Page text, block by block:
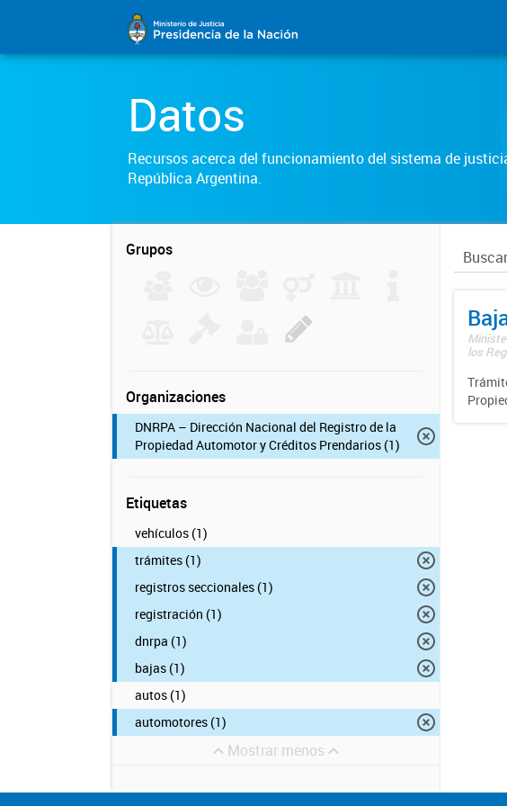
Datos
Recursos acerca del funcionamiento del sistema de
República Argentina.
Grupos
Organizaciones
DNRPA – Dirección Nacional del Registro de la
Propiedad Automotor y Créditos Prendarios (1)
Etiquetas
vehículos (1)
trámites (1)
registros seccionales (1)
registración (1)
dnrpa (1)
bajas (1)
autos (1)
automotores (1)
Mostrar menos
los